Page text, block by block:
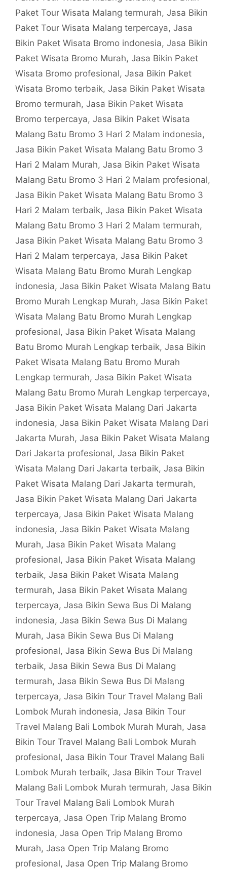
Paket Tour Wisata Malang termurah, Jasa Bikin
Paket Tour Wisata Malang terpercaya, Jasa
Bikin Paket Wisata Bromo indonesia, Jasa Bikin
Paket Wisata Bromo Murah, Jasa Bikin Paket
Wisata Bromo profesional, Jasa Bikin Paket
Wisata Bromo terbaik, Jasa Bikin Paket Wisata
Bromo termurah, Jasa Bikin Paket Wisata
Bromo terpercaya, Jasa Bikin Paket Wisata
Malang Batu Bromo 3 Hari 2 Malam indonesia,
Jasa Bikin Paket Wisata Malang Batu Bromo 3
Hari 2 Malam Murah, Jasa Bikin Paket Wisata
Malang Batu Bromo 3 Hari 2 Malam profesional,
Jasa Bikin Paket Wisata Malang Batu Bromo 3
Hari 2 Malam terbaik, Jasa Bikin Paket Wisata
Malang Batu Bromo 3 Hari 2 Malam termurah,
Jasa Bikin Paket Wisata Malang Batu Bromo 3
Hari 2 Malam terpercaya, Jasa Bikin Paket
Wisata Malang Batu Bromo Murah Lengkap
indonesia, Jasa Bikin Paket Wisata Malang Batu
Bromo Murah Lengkap Murah, Jasa Bikin Paket
Wisata Malang Batu Bromo Murah Lengkap
profesional, Jasa Bikin Paket Wisata Malang
Batu Bromo Murah Lengkap terbaik, Jasa Bikin
Paket Wisata Malang Batu Bromo Murah
Lengkap termurah, Jasa Bikin Paket Wisata
Malang Batu Bromo Murah Lengkap terpercaya,
Jasa Bikin Paket Wisata Malang Dari Jakarta
indonesia, Jasa Bikin Paket Wisata Malang Dari
Jakarta Murah, Jasa Bikin Paket Wisata Malang
Dari Jakarta profesional, Jasa Bikin Paket
Wisata Malang Dari Jakarta terbaik, Jasa Bikin
Paket Wisata Malang Dari Jakarta termurah,
Jasa Bikin Paket Wisata Malang Dari Jakarta
terpercaya, Jasa Bikin Paket Wisata Malang
indonesia, Jasa Bikin Paket Wisata Malang
Murah, Jasa Bikin Paket Wisata Malang
profesional, Jasa Bikin Paket Wisata Malang
terbaik, Jasa Bikin Paket Wisata Malang
termurah, Jasa Bikin Paket Wisata Malang
terpercaya, Jasa Bikin Sewa Bus Di Malang
indonesia, Jasa Bikin Sewa Bus Di Malang
Murah, Jasa Bikin Sewa Bus Di Malang
profesional, Jasa Bikin Sewa Bus Di Malang
terbaik, Jasa Bikin Sewa Bus Di Malang
termurah, Jasa Bikin Sewa Bus Di Malang
terpercaya, Jasa Bikin Tour Travel Malang Bali
Lombok Murah indonesia, Jasa Bikin Tour
Travel Malang Bali Lombok Murah Murah, Jasa
Bikin Tour Travel Malang Bali Lombok Murah
profesional, Jasa Bikin Tour Travel Malang Bali
Lombok Murah terbaik, Jasa Bikin Tour Travel
Malang Bali Lombok Murah termurah, Jasa Bikin
Tour Travel Malang Bali Lombok Murah
terpercaya, Jasa Open Trip Malang Bromo
indonesia, Jasa Open Trip Malang Bromo
Murah, Jasa Open Trip Malang Bromo
profesional, Jasa Open Trip Malang Bromo